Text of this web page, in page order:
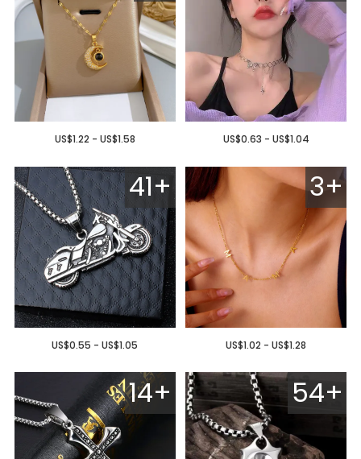
US$1.22 - US$1.58 US$0.63 - US$1.04
41+
US$0.55 - US$1.05
3+
US$1.02 - US$1.28
14+ 54+